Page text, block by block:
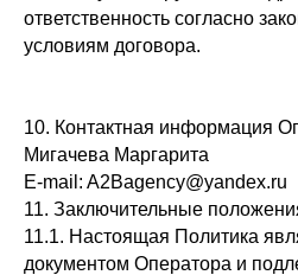
ответственность согласно
условиям договора.
10. Контактная информация
Мигачева Маргарита
E-mail: A2Bagency@yandex.ru
11. Заключительные
11.1. Настоящая Политика
документом Оператора и